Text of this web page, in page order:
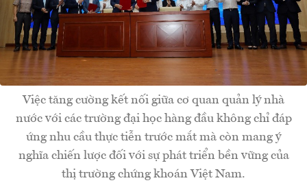
Việc tăng cường kết nối giữa cơ quan quản lý nhà
nước với các trường đại học hàng đầu không chỉ đáp
ứng nhu cầu thực tiễn trước mắt mà còn mang ý
nghĩa chiến lược đối với sự phát triển bền vững của
thị trường chứng khoán Việt Nam.